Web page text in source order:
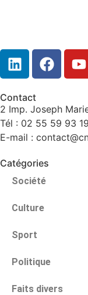
Contact
2 Imp. Joseph
Tél : 02 55 59 93 19
E-mail :
Catégories
Société
Culture
Sport
Politique
Faits divers